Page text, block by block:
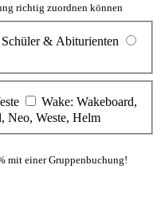
richtig zuordnen können
& Abiturienten
Wake: Wakeboard,
Neo, Weste, Helm
mit einer Gruppenbuchung!